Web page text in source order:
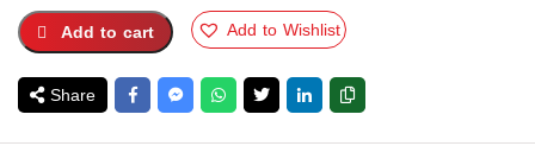
TK.150.TK.112.
Add to cart Add to Wishlist
Share